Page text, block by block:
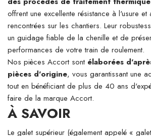
offrent une excellente résistance à l'usure et
rencontrées sur les chantiers. Leur
un guidage fiable de la chenille et de
performances de votre train de roulement.
Nos pièces Accort sont élaborées
pièces d'origine, vous garantissant une
tout en bénéficiant de plus de 40 ans
faire de la marque Accort.
À SAVOIR
Le galet supérieur (également appelé «